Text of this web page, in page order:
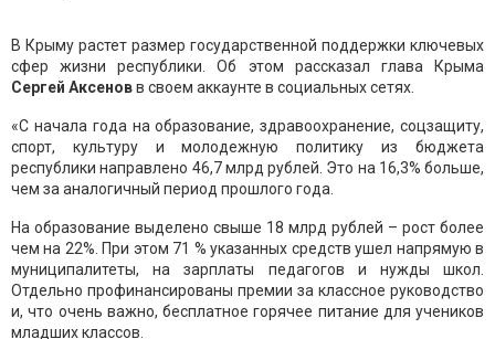
В Крыму растет размер государственной поддержки ключевых
сфер жизни республики. Об этом рассказал глава Крыма
Сергей Аксеновв своем аккаунте в социальных сетях.
«С начала года на образование, здравоохранение, соцзащиту,
спорт, культуру и молодежную политику из бюджета
республики направлено 46,7 млрд рублей. Это на 16,3% больше,
чем за аналогичный период прошлого года.
На образование выделено свыше 18 млрд рублей – рост более
чем на 22%. При этом 71 % указанных средств ушел напрямую в
муниципалитеты, на зарплаты педагогов и нужды школ.
Отдельно профинансированы премии за классное руководство
и, что очень важно, бесплатное горячее питание для учеников
младших классов.